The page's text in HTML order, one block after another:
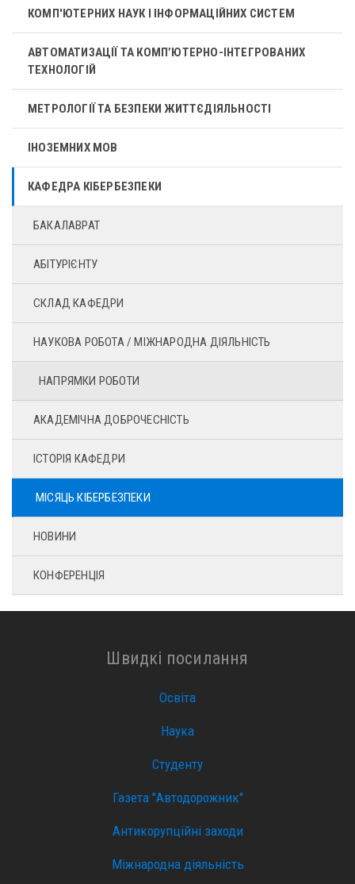
КОМП'ЮТЕРНИХ НАУК І ІНФОРМАЦІЙНИХ СИСТЕМ
АВТОМАТИЗАЦІЇ ТА КОМП’ЮТЕРНО-ІНТЕГРОВАНИХ
ТЕХНОЛОГІЙ
МЕТРОЛОГІЇ ТА БЕЗПЕКИ ЖИТТЄДІЯЛЬНОСТІ
ІНОЗЕМНИХ МОВ
КАФЕДРА КІБЕРБЕЗПЕКИ
БАКАЛАВРАТ
АБІТУРІЄНТУ
СКЛАД КАФЕДРИ
НАУКОВА РОБОТА / МІЖНАРОДНА ДІЯЛЬНІСТЬ
НАПРЯМКИ РОБОТИ
АКАДЕМІЧНА ДОБРОЧЕСНІСТЬ
ІСТОРІЯ КАФЕДРИ
МІСЯЦЬ КІБЕРБЕЗПЕКИ
НОВИНИ
КОНФЕРЕНЦІЯ
Швидкі посилання
Освіта
Наука
Студенту
Газета "Автодорожник"
Антикорупційні заходи
Міжнародна діяльність